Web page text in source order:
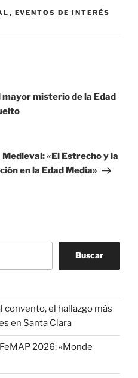
, EVENTOS DE INTERÉS
misterio de la Edad
«El Estrecho y la
en la Edad Media»
Buscar
convento, el hallazgo más
en Santa Clara
2026: «Monde